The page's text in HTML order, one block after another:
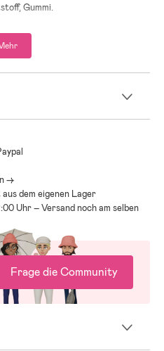
Gummi.
->
dem eigenen Lager
Uhr – Versand noch am selben
Frage die Community